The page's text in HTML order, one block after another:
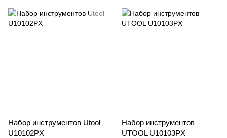
Набор инструментов Utool
U10102PX
Набор инструментов
UTOOL U10103PX